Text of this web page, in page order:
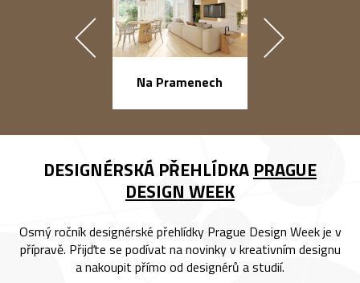
Na Pramenech
DESIGNÉRSKÁ PŘEHLÍDKA PRAGUE
DESIGN WEEK
Osmý ročník designérské přehlídky Prague Design Week je v
přípravě. Přijďte se podívat na novinky v kreativním designu
a nakoupit přímo od designérů a studií.